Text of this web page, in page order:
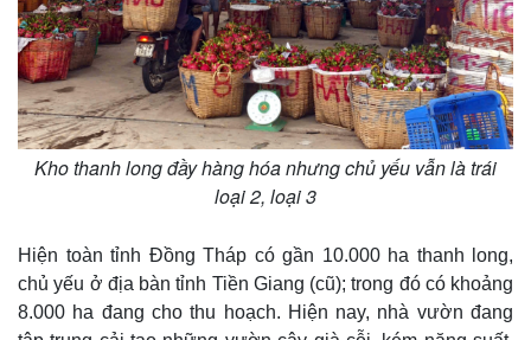
Thế giới
Quan sát
Cuộc sống đó đây
Multimedia
Video
Ảnh
E-Magazine
Infographic
Kho thanh long đầy hàng hóa nhưng chủ yếu vẫn là trái
loại 2, loại 3
Hiện toàn tỉnh Đồng Tháp có gần 10.000 ha thanh long,
chủ yếu ở địa bàn tỉnh Tiền Giang (cũ); trong đó có khoảng
8.000 ha đang cho thu hoạch. Hiện nay, nhà vườn đang